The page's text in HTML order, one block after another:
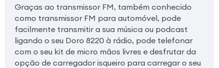
Graças ao transmissor FM, também conhecido
como transmissor FM para automóvel, pode
facilmente transmitir a sua música ou podcast
ligando o seu Doro 8220 à rádio, pode telefonar
com o seu kit de micro mãos livres e desfrutar da
opção de carregador isqueiro para carregar o seu